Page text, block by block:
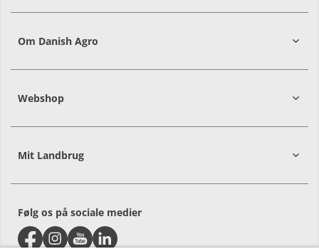
Om Danish Agro
Webshop
Mit Landbrug
Følg os på sociale medier